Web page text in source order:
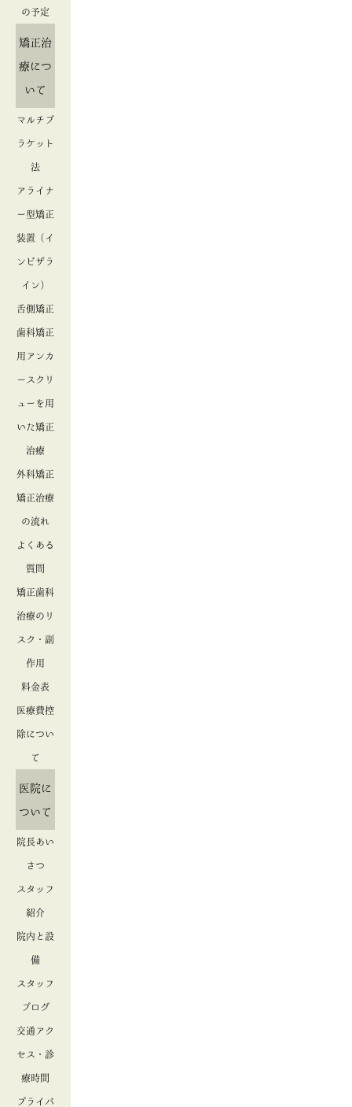
の予定
矯正治
療につ
いて
マルチブ
ラケット
法
アライナ
ー型矯正
装置（イ
ンビザラ
イン）
舌側矯正
歯科矯正
用アンカ
ースクリ
ューを用
いた矯正
治療
外科矯正
矯正治療
の流れ
よくある
質問
矯正歯科
治療のリ
スク・副
作用
料金表
医療費控
除につい
て
医院に
ついて
院長あい
さつ
スタッフ
紹介
院内と設
備
スタッフ
ブログ
交通アク
セス・診
療時間
プライバ